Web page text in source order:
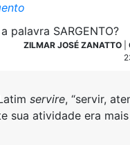
palavra SARGENTO?
ZILMAR JOSÉ ZANATTO
servire, “servir,
sua atividade era